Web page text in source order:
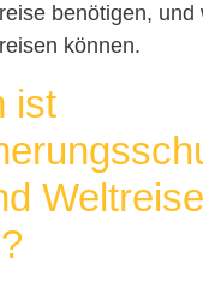
benötigen, und
können.
ist